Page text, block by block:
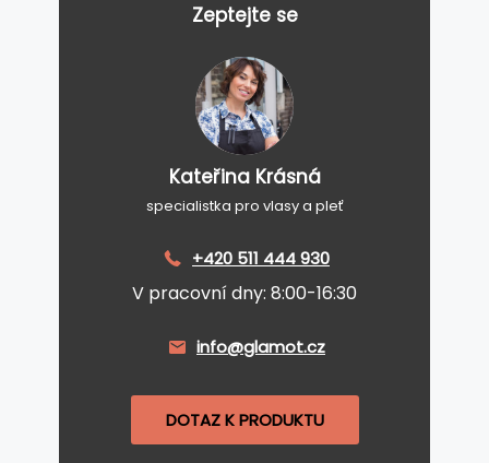
Zeptejte se
Kateřina Krásná
specialistka pro vlasy a pleť
+420 511 444 930
V pracovní dny: 8:00-16:30
info@glamot.cz
DOTAZ K PRODUKTU